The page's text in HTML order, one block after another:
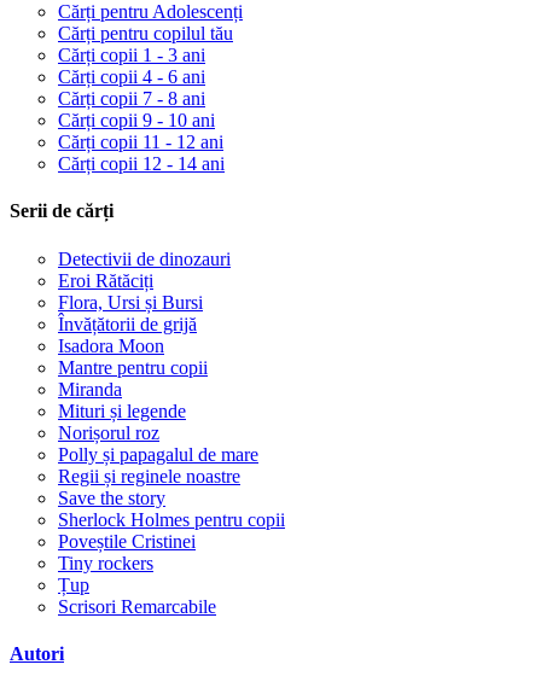
Cărți pentru Adolescenți
Cărți pentru copilul tău
Cărți copii 1 - 3 ani
Cărți copii 4 - 6 ani
Cărți copii 7 - 8 ani
Cărți copii 9 - 10 ani
Cărți copii 11 - 12 ani
Cărți copii 12 - 14 ani
Serii de cărți
Detectivii de dinozauri
Eroi Rătăciți
Flora, Ursi și Bursi
Învățătorii de grijă
Isadora Moon
Mantre pentru copii
Miranda
Mituri și legende
Norișorul roz
Polly și papagalul de mare
Regii și reginele noastre
Save the story
Sherlock Holmes pentru copii
Poveștile Cristinei
Tiny rockers
Țup
Scrisori Remarcabile
Autori